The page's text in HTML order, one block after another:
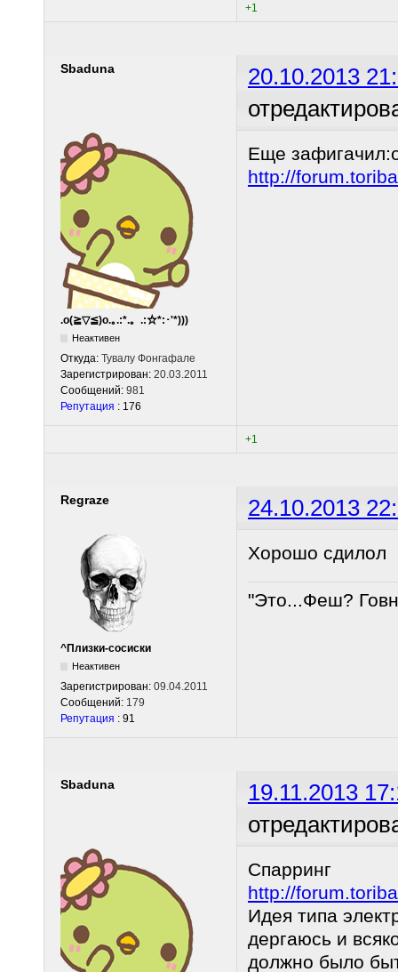
+1
Sbaduna
20.10.2013
.o(≧▽≦)o.｡.:*.。.:☆*:･'*)))
Неактивен
Откуда: Тувалу Фонгафале
Зарегистрирован: 20.03.2011
Сообщений: 981
Репутация : 176
Еще
http://
+1
Regraze 24.10.2013
^Плизки-сосиски
Неактивен
Зарегистрирован: 09.04.2011
Сообщений: 179
Репутация : 91
Хорошо сдилол
"Это...Феш?
Sbaduna
19.11.2013
Спарринг
http://
Идея типа
дергаюсь и
должно было